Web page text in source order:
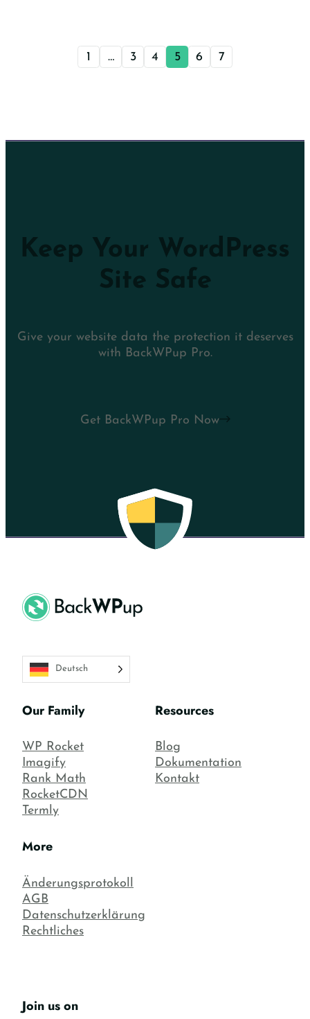
1 … 3 4 5 6 7
Keep Your WordPress
Site Safe
Give your website data the protection it deserves
with BackWPup Pro.
Get BackWPup Pro Now
Deutsch
Our Family
WP Rocket
Imagify
Rank Math
RocketCDN
Termly
Resources
Blog
Dokumentation
Kontakt
More
Änderungsprotokoll
AGB
Datenschutzerklärung
Rechtliches
Join us on